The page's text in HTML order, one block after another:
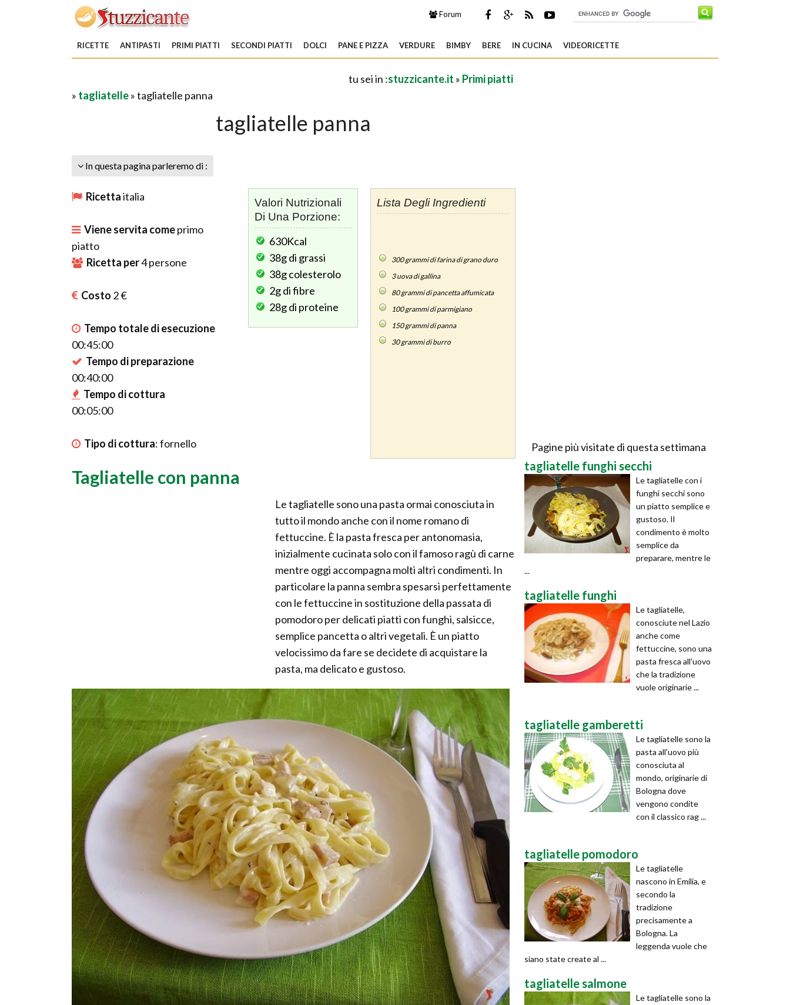
Forum
RICETTE ANTIPASTI PRIMI PIATTI SECONDI PIATTI DOLCI PANE E PIZZA VERDURE BIMBY BERE IN CUCINA VIDEORICETTE
tu sei in :stuzzicante.it » Primi piatti
» tagliatelle» tagliatelle panna
tagliatelle panna
In questa pagina parleremo di :
Ricettaitalia
Viene servita comeprimo
piatto
Ricetta per4persone
Costo 2 €
Tempo totale di esecuzione
00:45:00
Tempo di preparazione
00:40:00
Tempo di cottura
00:05:00
Tipo di cottura:fornello
Lista Degli Ingredienti
300grammi di farina di grano duro
3uova di gallina
80grammi di pancetta affumicata
100grammi di parmigiano
150grammi di panna
30grammi di burro
Valori Nutrizionali
Di Una Porzione:
630Kcal
38gdi grassi
38gcolesterolo
2gdi fibre
28gdi proteine
Tagliatelle con panna
Le tagliatelle sono una pasta ormai conosciuta in
tutto il mondo anche con il nome romano di
fettuccine. È la pasta fresca per antonomasia,
inizialmente cucinata solo con il famoso ragù di carne
mentre oggi accompagna molti altri condimenti. In
particolare la panna sembra spesarsi perfettamente
con le fettuccine in sostituzione della passata di
pomodoro per delicati piatti con funghi, salsicce,
semplice pancetta o altri vegetali. È un piatto
velocissimo da fare se decidete di acquistare la
pasta, ma delicato e gustoso.
Pagine più visitate di questa settimana
tagliatelle funghi secchi
Le tagliatelle con i
funghi secchi sono
un piatto semplice e
gustoso. Il
condimento è molto
semplice da
preparare, mentre le
...
tagliatelle funghi
Le tagliatelle,
conosciute nel Lazio
anche come
fettuccine, sono una
pasta fresca all'uovo
che la tradizione
vuole originarie ...
tagliatelle gamberetti
Le tagliatelle sono la
pasta all'uovo più
conosciuta al
mondo, originarie di
Bologna dove
vengono condite
con il classico rag ...
tagliatelle pomodoro
Le tagliatelle
nascono in Emilia, e
secondo la
tradizione
precisamente a
Bologna. La
leggenda vuole che
siano state create al ...
tagliatelle salmone
Le tagliatelle sono la